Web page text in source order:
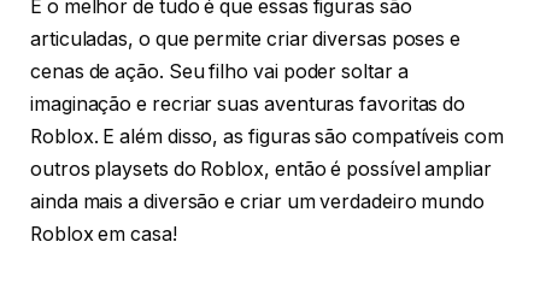
E o melhor de tudo é que essas figuras são
articuladas, o que permite criar diversas poses e
cenas de ação. Seu filho vai poder soltar a
imaginação e recriar suas aventuras favoritas do
Roblox. E além disso, as figuras são compatíveis com
outros playsets do Roblox, então é possível ampliar
ainda mais a diversão e criar um verdadeiro mundo
Roblox em casa!